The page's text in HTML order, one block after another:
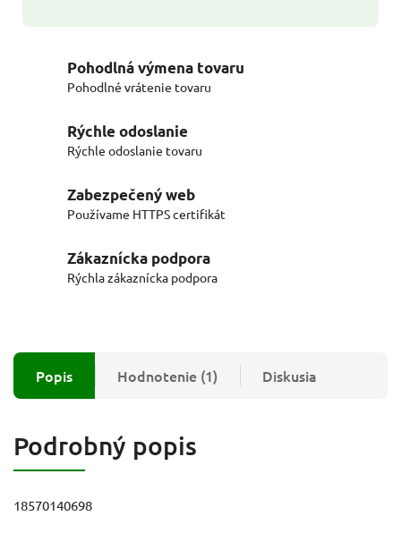
Pohodlná výmena tovaru
Pohodlné vrátenie tovaru
Rýchle odoslanie
Rýchle odoslanie tovaru
Zabezpečený web
Používame HTTPS certifikát
Zákaznícka podpora
Rýchla zákaznícka podpora
Popis Hodnotenie (1) Diskusia
Podrobný popis
18570140698